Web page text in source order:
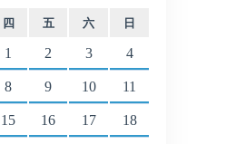
四 五 六 日
1 2 3 4
8 9 10 11
15 16 17 18